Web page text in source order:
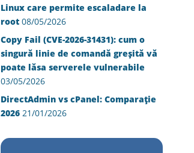
Linux care permite escaladare la
root 08/05/2026
Copy Fail (CVE-2026-31431): cum o
singură linie de comandă greșită vă
poate lăsa serverele vulnerabile
03/05/2026
DirectAdmin vs cPanel: Comparație
2026 21/01/2026